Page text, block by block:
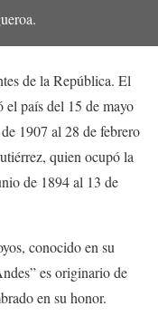
de la República. El
el país del 15 de mayo
1907 al 28 de febrero
quien ocupó la
de 1894 al 13 de
conocido en su
es originario de
en su honor.